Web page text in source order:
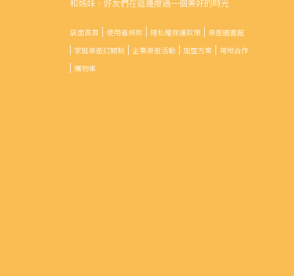
和姊妹、好友們在這邊度過一個美好的時光
店面首頁 使用者條款 隱私權保護政策
桌遊圖書館
家庭桌遊訂閱制
企業桌遊活動 加盟方案
場地合作
購物車